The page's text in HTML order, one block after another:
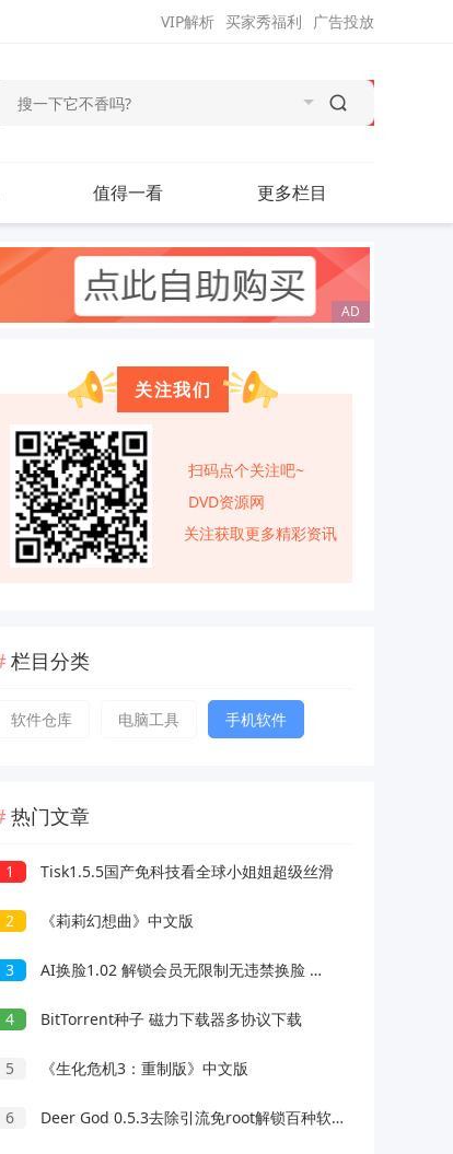
广告投放
买家秀福利
VIP解析
值得一看 更多栏目
关注我们
扫码点个关注吧~
DVD资源网
关注获取更多精彩资讯
栏目分类
软件仓库 电脑工具 手机软件
热门文章
1 Tisk1.5.5国产免科技看全球小姐姐超级丝滑
2 《莉莉幻想曲》中文版
3 AI换脸1.02 解锁会员无限制无违禁换脸 支持照片/视频
4 BitTorrent种子 磁力下载器多协议下载
5 《生化危机3：重制版》中文版
6 Deer God 0.5.3去除引流免root解锁百种软件会员